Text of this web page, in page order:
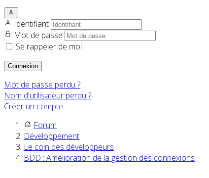
Identifiant
Mot de passe
Se rappeler de moi
Connexion
Mot de passe perdu ?
Nom d'utilisateur perdu ?
Créer un compte
Forum
Développement
Le coin des développeurs
BDD : Amélioration de la gestion des connexions